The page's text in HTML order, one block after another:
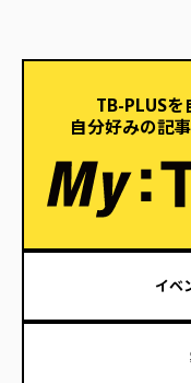
TB-PLUSを
自分好みの記
イベ